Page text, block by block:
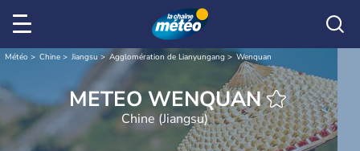
Météo Chine Jiangsu Agglomération de Lianyungang Wenquan
METEO WENQUAN
Chine (Jiangsu)